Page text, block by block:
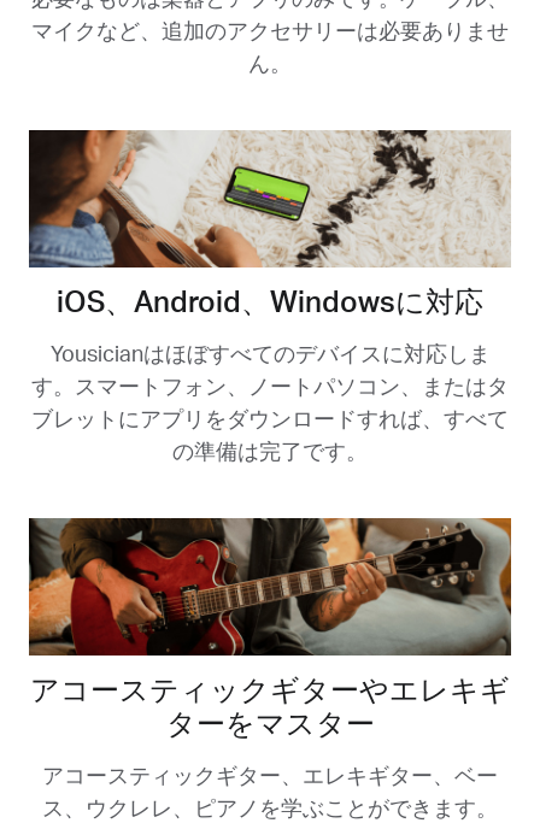
マイクなど、追加のアクセサリーは必要ありませ
ん。
iOS、Android、Windowsに対応
Yousicianはほぼすべてのデバイスに対応しま
す。スマートフォン、ノートパソコン、またはタ
ブレットにアプリをダウンロードすれば、すべて
の準備は完了です。
アコースティックギターやエレキギ
ターをマスター
アコースティックギター、エレキギター、ベー
ス、ウクレレ、ピアノを学ぶことができます。